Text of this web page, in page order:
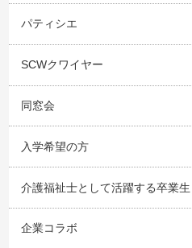
パティシエ
SCWクワイヤー
同窓会
入学希望の方
介護福祉士として活躍する卒業生
企業コラボ